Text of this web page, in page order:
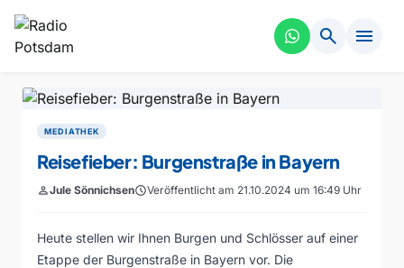
search menu
MEDIATHEK
Reisefieber: Burgenstraße in Bayern
personJule SönnichsenscheduleVeröffentlicht am 21.10.2024 um 16:49 Uhr
Heute stellen wir Ihnen Burgen und Schlösser auf einer
Etappe der Burgenstraße in Bayern vor. Die